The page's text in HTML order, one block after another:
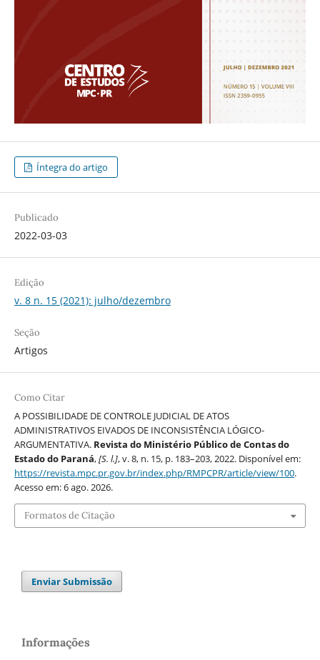
Íntegra do artigo
Publicado
2022-03-03
Edição
v. 8 n. 15 (2021): julho/dezembro
Seção
Artigos
Como Citar
A POSSIBILIDADE DE CONTROLE JUDICIAL DE ATOS
ADMINISTRATIVOS EIVADOS DE INCONSISTÊNCIA LÓGICO-
ARGUMENTATIVA. Revista do Ministério Público de Contas do
Estado do Paraná,[S. l.], v. 8, n. 15, p. 183–203, 2022. Disponível em:
https://revista.mpc.pr.gov.br/index.php/RMPCPR/article/view/100.
Acesso em: 6 ago. 2026.
Formatos de Citação
Enviar Submissão
Informações